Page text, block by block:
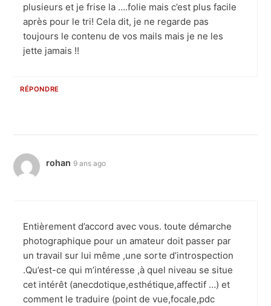
plusieurs et je frise la ….folie mais c’est plus facile
après pour le tri! Cela dit, je ne regarde pas
toujours le contenu de vos mails mais je ne les
jette jamais !!
RÉPONDRE
rohan 9 ans ago
Entièrement d’accord avec vous. toute démarche
photographique pour un amateur doit passer par
un travail sur lui même ,une sorte d’introspection
.Qu’est-ce qui m’intéresse ,à quel niveau se situe
cet intérêt (anecdotique,esthétique,affectif …) et
comment le traduire (point de vue,focale,pdc